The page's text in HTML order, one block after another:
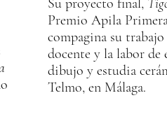
Premio Apila
compagina su
docente y la labor de
dibujo y estudia
Telmo, en Málaga.